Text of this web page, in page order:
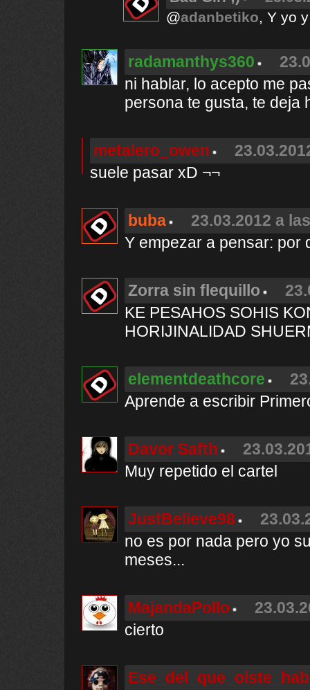
@adanbetiko, Y yo
radamanthys360
ni hablar, lo acepto me
persona te gusta, te deja
metalero_owen
suele pasar xD ¬¬
buba
23.03.2012 a
Y empezar a pensar: por
Zorra sin flequillo
KE PESAHOS SOHIS
HORIJINALIDAD
elementdeathcore
Aprende a escribir
Davor Safth
Muy repetido el cartel
JustBelieve98
no es por nada pero yo
meses...
MajandaPollo
cierto